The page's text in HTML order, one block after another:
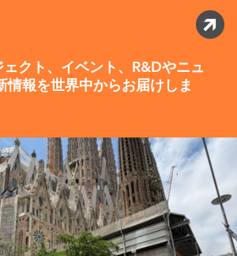
クト、イベント、R&Dやニュ
情報を世界中からお届けしま